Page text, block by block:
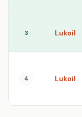
3 Lukoil
4 Lukoil